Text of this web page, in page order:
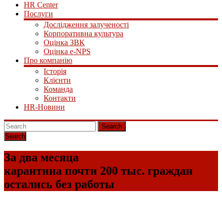
HR Center
Послуги
Дослідження залученості
Корпоративна культура
Оцінка ЗВК
Оцінка e-NPS
Про компанію
Історія
Клієнти
Команда
Контакти
HR-Новини
Search
За два месяца
карантина почти 200 тыс. граждан
остались без работы